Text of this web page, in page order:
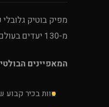
מפיק בוטיק גלובלי
מ-130 יעדים בעולם, ויותר מ-25,000 משתתפים מצטברים — פועל לפי מודל שונה מהיסוד.
המאפיינים
צוות בכיר